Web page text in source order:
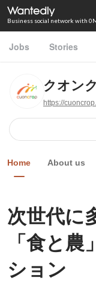
Business social network with
Jobs Stories
クオン
https://
Home About us
次世代に
「食と
ション